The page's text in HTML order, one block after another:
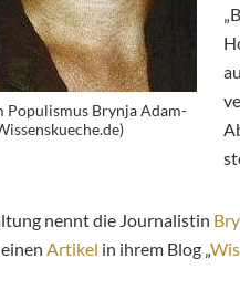
Populismus Brynja Adam-
nennt die Journalistin
Artikel in ihrem Blog „